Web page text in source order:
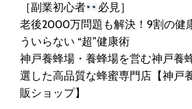
［副業初心者
必見］
老後2000万問題も解決！9割の健
ういらない “超”健康術
神戸養蜂場・養蜂場を営む神戸養
選した高品質な蜂蜜専門店【神戸
販ショップ】